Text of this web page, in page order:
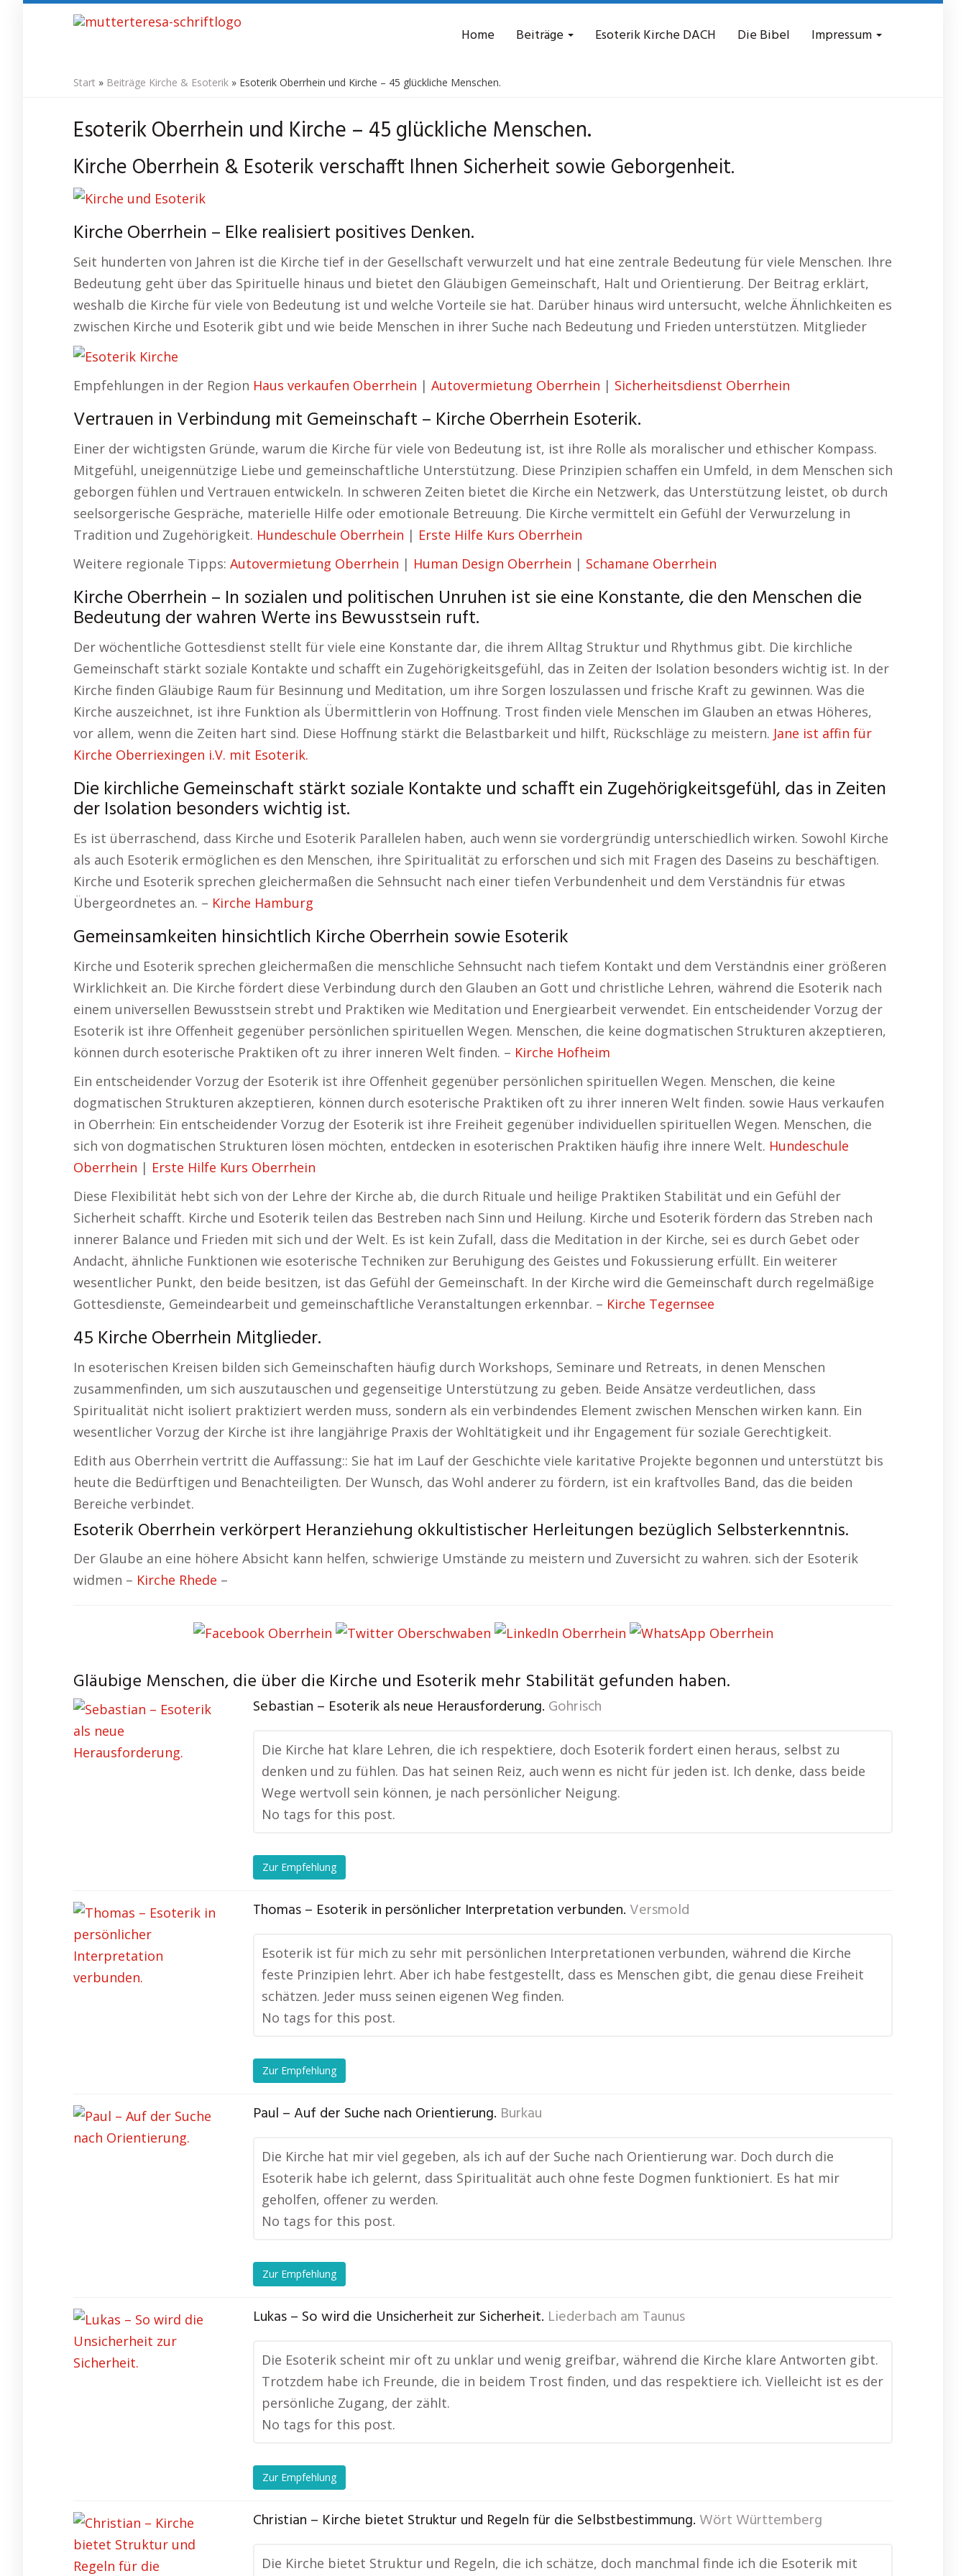
Home Beiträge Esoterik Kirche DACH Die Bibel Impressum
Start » Beiträge Kirche & Esoterik » Esoterik Oberrhein und Kirche – 45 glückliche Menschen.
Esoterik Oberrhein und Kirche – 45 glückliche Menschen.
Kirche Oberrhein & Esoterik verschafft Ihnen Sicherheit sowie Geborgenheit.
Kirche Oberrhein – Elke realisiert positives Denken.
Seit hunderten von Jahren ist die Kirche tief in der Gesellschaft verwurzelt und hat eine zentrale Bedeutung für viele Menschen. Ihre
Bedeutung geht über das Spirituelle hinaus und bietet den Gläubigen Gemeinschaft, Halt und Orientierung. Der Beitrag erklärt,
weshalb die Kirche für viele von Bedeutung ist und welche Vorteile sie hat. Darüber hinaus wird untersucht, welche Ähnlichkeiten es
zwischen Kirche und Esoterik gibt und wie beide Menschen in ihrer Suche nach Bedeutung und Frieden unterstützen. Mitglieder
Empfehlungen in der Region Haus verkaufen Oberrhein | Autovermietung Oberrhein | Sicherheitsdienst Oberrhein
Vertrauen in Verbindung mit Gemeinschaft – Kirche Oberrhein Esoterik.
Einer der wichtigsten Gründe, warum die Kirche für viele von Bedeutung ist, ist ihre Rolle als moralischer und ethischer Kompass.
Mitgefühl, uneigennützige Liebe und gemeinschaftliche Unterstützung. Diese Prinzipien schaffen ein Umfeld, in dem Menschen sich
geborgen fühlen und Vertrauen entwickeln. In schweren Zeiten bietet die Kirche ein Netzwerk, das Unterstützung leistet, ob durch
seelsorgerische Gespräche, materielle Hilfe oder emotionale Betreuung. Die Kirche vermittelt ein Gefühl der Verwurzelung in
Tradition und Zugehörigkeit. Hundeschule Oberrhein | Erste Hilfe Kurs Oberrhein
Weitere regionale Tipps: Autovermietung Oberrhein | Human Design Oberrhein | Schamane Oberrhein
Kirche Oberrhein – In sozialen und politischen Unruhen ist sie eine Konstante, die den Menschen die
Bedeutung der wahren Werte ins Bewusstsein ruft.
Der wöchentliche Gottesdienst stellt für viele eine Konstante dar, die ihrem Alltag Struktur und Rhythmus gibt. Die kirchliche
Gemeinschaft stärkt soziale Kontakte und schafft ein Zugehörigkeitsgefühl, das in Zeiten der Isolation besonders wichtig ist. In der
Kirche finden Gläubige Raum für Besinnung und Meditation, um ihre Sorgen loszulassen und frische Kraft zu gewinnen. Was die
Kirche auszeichnet, ist ihre Funktion als Übermittlerin von Hoffnung. Trost finden viele Menschen im Glauben an etwas Höheres,
vor allem, wenn die Zeiten hart sind. Diese Hoffnung stärkt die Belastbarkeit und hilft, Rückschläge zu meistern. Jane ist affin für
Kirche Oberriexingen i.V. mit Esoterik.
Die kirchliche Gemeinschaft stärkt soziale Kontakte und schafft ein Zugehörigkeitsgefühl, das in Zeiten
der Isolation besonders wichtig ist.
Es ist überraschend, dass Kirche und Esoterik Parallelen haben, auch wenn sie vordergründig unterschiedlich wirken. Sowohl Kirche
als auch Esoterik ermöglichen es den Menschen, ihre Spiritualität zu erforschen und sich mit Fragen des Daseins zu beschäftigen.
Kirche und Esoterik sprechen gleichermaßen die Sehnsucht nach einer tiefen Verbundenheit und dem Verständnis für etwas
Übergeordnetes an. – Kirche Hamburg
Gemeinsamkeiten hinsichtlich Kirche Oberrhein sowie Esoterik
Kirche und Esoterik sprechen gleichermaßen die menschliche Sehnsucht nach tiefem Kontakt und dem Verständnis einer größeren
Wirklichkeit an. Die Kirche fördert diese Verbindung durch den Glauben an Gott und christliche Lehren, während die Esoterik nach
einem universellen Bewusstsein strebt und Praktiken wie Meditation und Energiearbeit verwendet. Ein entscheidender Vorzug der
Esoterik ist ihre Offenheit gegenüber persönlichen spirituellen Wegen. Menschen, die keine dogmatischen Strukturen akzeptieren,
können durch esoterische Praktiken oft zu ihrer inneren Welt finden. – Kirche Hofheim
Ein entscheidender Vorzug der Esoterik ist ihre Offenheit gegenüber persönlichen spirituellen Wegen. Menschen, die keine
dogmatischen Strukturen akzeptieren, können durch esoterische Praktiken oft zu ihrer inneren Welt finden. sowie Haus verkaufen
in Oberrhein: Ein entscheidender Vorzug der Esoterik ist ihre Freiheit gegenüber individuellen spirituellen Wegen. Menschen, die
sich von dogmatischen Strukturen lösen möchten, entdecken in esoterischen Praktiken häufig ihre innere Welt. Hundeschule
Oberrhein | Erste Hilfe Kurs Oberrhein
Diese Flexibilität hebt sich von der Lehre der Kirche ab, die durch Rituale und heilige Praktiken Stabilität und ein Gefühl der
Sicherheit schafft. Kirche und Esoterik teilen das Bestreben nach Sinn und Heilung. Kirche und Esoterik fördern das Streben nach
innerer Balance und Frieden mit sich und der Welt. Es ist kein Zufall, dass die Meditation in der Kirche, sei es durch Gebet oder
Andacht, ähnliche Funktionen wie esoterische Techniken zur Beruhigung des Geistes und Fokussierung erfüllt. Ein weiterer
wesentlicher Punkt, den beide besitzen, ist das Gefühl der Gemeinschaft. In der Kirche wird die Gemeinschaft durch regelmäßige
Gottesdienste, Gemeindearbeit und gemeinschaftliche Veranstaltungen erkennbar. – Kirche Tegernsee
45 Kirche Oberrhein Mitglieder.
In esoterischen Kreisen bilden sich Gemeinschaften häufig durch Workshops, Seminare und Retreats, in denen Menschen
zusammenfinden, um sich auszutauschen und gegenseitige Unterstützung zu geben. Beide Ansätze verdeutlichen, dass
Spiritualität nicht isoliert praktiziert werden muss, sondern als ein verbindendes Element zwischen Menschen wirken kann. Ein
wesentlicher Vorzug der Kirche ist ihre langjährige Praxis der Wohltätigkeit und ihr Engagement für soziale Gerechtigkeit.
Edith aus Oberrhein vertritt die Auffassung:: Sie hat im Lauf der Geschichte viele karitative Projekte begonnen und unterstützt bis
heute die Bedürftigen und Benachteiligten. Der Wunsch, das Wohl anderer zu fördern, ist ein kraftvolles Band, das die beiden
Bereiche verbindet.
Esoterik Oberrhein verkörpert Heranziehung okkultistischer Herleitungen bezüglich Selbsterkenntnis.
Der Glaube an eine höhere Absicht kann helfen, schwierige Umstände zu meistern und Zuversicht zu wahren. sich der Esoterik
widmen – Kirche Rhede –
Gläubige Menschen, die über die Kirche und Esoterik mehr Stabilität gefunden haben.
Sebastian – Esoterik als neue Herausforderung. Gohrisch
Die Kirche hat klare Lehren, die ich respektiere, doch Esoterik fordert einen heraus, selbst zu
denken und zu fühlen. Das hat seinen Reiz, auch wenn es nicht für jeden ist. Ich denke, dass beide
Wege wertvoll sein können, je nach persönlicher Neigung.
No tags for this post.
Zur Empfehlung
Thomas – Esoterik in persönlicher Interpretation verbunden. Versmold
Esoterik ist für mich zu sehr mit persönlichen Interpretationen verbunden, während die Kirche
feste Prinzipien lehrt. Aber ich habe festgestellt, dass es Menschen gibt, die genau diese Freiheit
schätzen. Jeder muss seinen eigenen Weg finden.
No tags for this post.
Zur Empfehlung
Paul – Auf der Suche nach Orientierung. Burkau
Die Kirche hat mir viel gegeben, als ich auf der Suche nach Orientierung war. Doch durch die
Esoterik habe ich gelernt, dass Spiritualität auch ohne feste Dogmen funktioniert. Es hat mir
geholfen, offener zu werden.
No tags for this post.
Zur Empfehlung
Lukas – So wird die Unsicherheit zur Sicherheit. Liederbach am Taunus
Die Esoterik scheint mir oft zu unklar und wenig greifbar, während die Kirche klare Antworten gibt.
Trotzdem habe ich Freunde, die in beidem Trost finden, und das respektiere ich. Vielleicht ist es der
persönliche Zugang, der zählt.
No tags for this post.
Zur Empfehlung
Christian – Kirche bietet Struktur und Regeln für die Selbstbestimmung. Wört Württemberg
Die Kirche bietet Struktur und Regeln, die ich schätze, doch manchmal finde ich die Esoterik mit